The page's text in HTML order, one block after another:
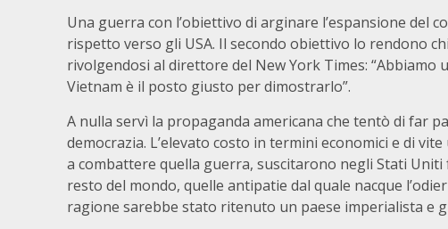
Una guerra con l’obiettivo di arginare l’espansione del
rispetto verso gli USA. Il secondo obiettivo lo rendono
rivolgendosi al direttore del New York Times:
Vietnam è il posto giusto per dimostrarlo”.
A nulla servì la propaganda americana che tentò di far
democrazia. L’elevato costo in termini economici e di
a combattere quella guerra, suscitarono negli Stati
resto del mondo, quelle antipatie dal quale nacque
ragione sarebbe stato ritenuto un paese imperialista e